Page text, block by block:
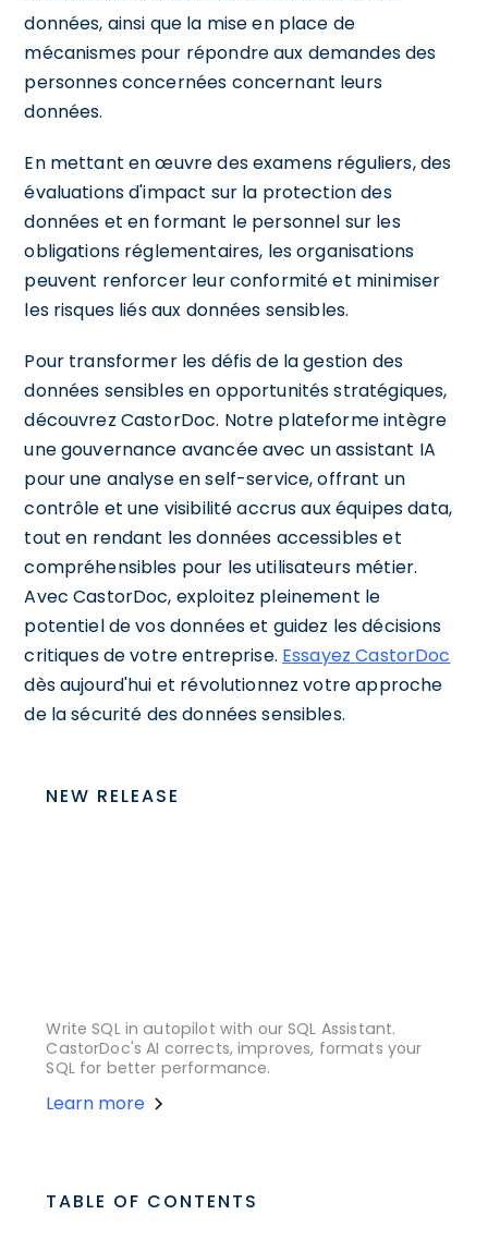
données, ainsi que la mise en place de
mécanismes pour répondre aux demandes des
personnes concernées concernant leurs
données.
En mettant en œuvre des examens réguliers, des
évaluations d'impact sur la protection des
données et en formant le personnel sur les
obligations réglementaires, les organisations
peuvent renforcer leur conformité et minimiser
les risques liés aux données sensibles.
Pour transformer les défis de la gestion des
données sensibles en opportunités stratégiques,
découvrez CastorDoc. Notre plateforme intègre
une gouvernance avancée avec un assistant IA
pour une analyse en self-service, offrant un
contrôle et une visibilité accrus aux équipes data,
tout en rendant les données accessibles et
compréhensibles pour les utilisateurs métier.
Avec CastorDoc, exploitez pleinement le
potentiel de vos données et guidez les décisions
critiques de votre entreprise. Essayez CastorDoc
dès aujourd'hui et révolutionnez votre approche
de la sécurité des données sensibles.
NEW RELEASE
Write SQL in autopilot with our SQL Assistant.
CastorDoc's AI corrects, improves, formats your
SQL for better performance.
Learn more
TABLE OF CONTENTS